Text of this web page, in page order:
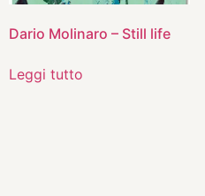
Dario Molinaro – Still life
Leggi tutto